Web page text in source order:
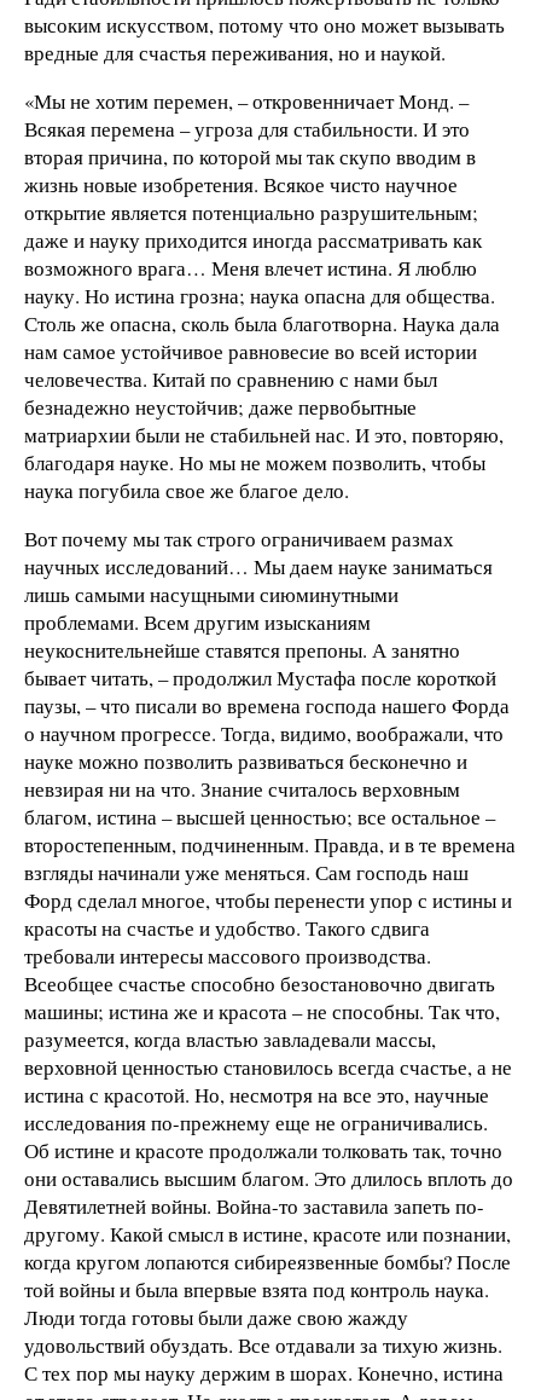
высоким искусством, потому что оно может вызывать
вредные для счастья переживания, но и наукой.
«Мы не хотим перемен, – откровенничает Монд. –
Всякая перемена – угроза для стабильности. И это
вторая причина, по которой мы так скупо вводим в
жизнь новые изобретения. Всякое чисто научное
открытие является потенциально разрушительным;
даже и науку приходится иногда рассматривать как
возможного врага… Меня влечет истина. Я люблю
науку. Но истина грозна; наука опасна для общества.
Столь же опасна, сколь была благотворна. Наука дала
нам самое устойчивое равновесие во всей истории
человечества. Китай по сравнению с нами был
безнадежно неустойчив; даже первобытные
матриархии были не стабильней нас. И это, повторяю,
благодаря науке. Но мы не можем позволить, чтобы
наука погубила свое же благое дело.
Вот почему мы так строго ограничиваем размах
научных исследований… Мы даем науке заниматься
лишь самыми насущными сиюминутными
проблемами. Всем другим изысканиям
неукоснительнейше ставятся препоны. А занятно
бывает читать, – продолжил Мустафа после короткой
паузы, – что писали во времена господа нашего Форда
о научном прогрессе. Тогда, видимо, воображали, что
науке можно позволить развиваться бесконечно и
невзирая ни на что. Знание считалось верховным
благом, истина – высшей ценностью; все остальное –
второстепенным, подчиненным. Правда, и в те времена
взгляды начинали уже меняться. Сам господь наш
Форд сделал многое, чтобы перенести упор с истины и
красоты на счастье и удобство. Такого сдвига
требовали интересы массового производства.
Всеобщее счастье способно безостановочно двигать
машины; истина же и красота – не способны. Так что,
разумеется, когда властью завладевали массы,
верховной ценностью становилось всегда счастье, а не
истина с красотой. Но, несмотря на все это, научные
исследования по-прежнему еще не ограничивались.
Об истине и красоте продолжали толковать так, точно
они оставались высшим благом. Это длилось вплоть до
Девятилетней войны. Война-то заставила запеть по-
другому. Какой смысл в истине, красоте или познании,
когда кругом лопаются сибиреязвенные бомбы? После
той войны и была впервые взята под контроль наука.
Люди тогда готовы были даже свою жажду
удовольствий обуздать. Все отдавали за тихую жизнь.
С тех пор мы науку держим в шорах. Конечно, истина